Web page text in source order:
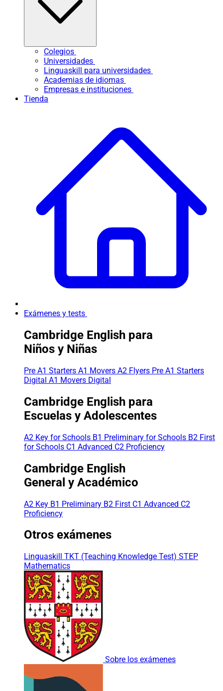
Colegios
Universidades
Linguaskill para universidades
Academias de idiomas
Empresas e instituciones
Tienda
Exámenes y tests
Cambridge English para
Niños y Niñas
Pre A1 Starters A1 Movers A2 Flyers Pre A1 Starters
Digital A1 Movers Digital
Cambridge English para
Escuelas y Adolescentes
A2 Key for Schools B1 Preliminary for Schools B2 First
for Schools C1 Advanced C2 Proficiency
Cambridge English
General y Académico
A2 Key B1 Preliminary B2 First C1 Advanced C2
Proficiency
Otros exámenes
Linguaskill TKT (Teaching Knowledge Test) STEP
Mathematics
Sobre los exámenes